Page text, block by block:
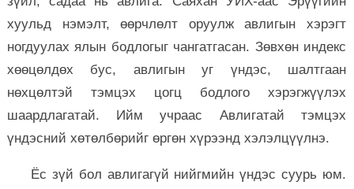
хуульд нэмэлт, өөрчлөлт оруулж авлигын хэрэгт
ногдуулах ялын бодлогыг чангатгасан. Зөвхөн индекс
хөөцөлдөх бус, авлигын уг үндэс, шалтгаан
нөхцөлтэй тэмцэх цогц бодлого хэрэгжүүлэх
шаардлагатай. Ийм учраас Авлигатай тэмцэх
үндэсний хөтөлбөрийг өргөн хүрээнд хэлэлцүүлнэ.
Ёс зүй бол авлигагүй нийгмийн үндэс суурь юм.